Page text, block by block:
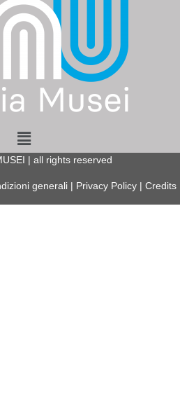
Menu
| all rights reserved
generali Privacy Policy Credits